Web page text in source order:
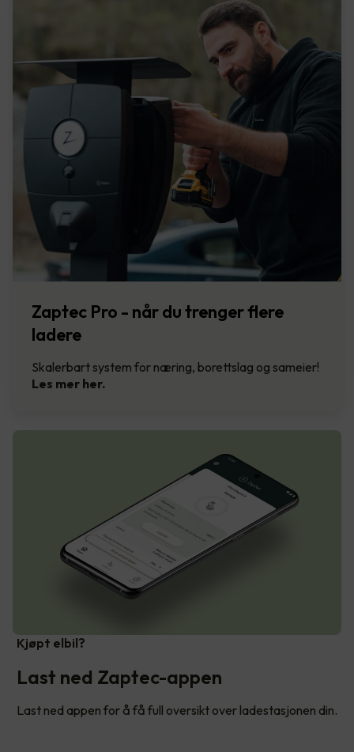
Zaptec Pro - når du trenger flere
ladere
Skalerbart system for næring, borettslag og sameier!
Les mer her.
Kjøpt elbil?
Last ned Zaptec-appen
Last ned appen for å få full oversikt over ladestasjonen din.